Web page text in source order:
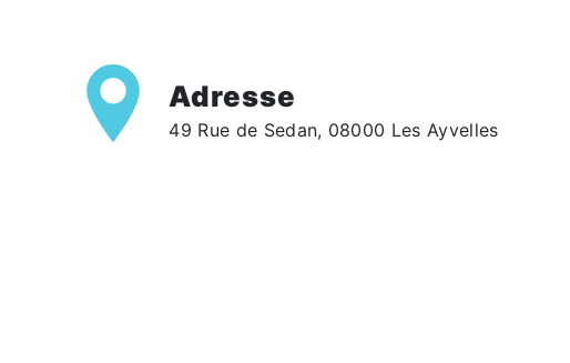
Adresse
49 Rue de Sedan, 08000 Les Ayvelles